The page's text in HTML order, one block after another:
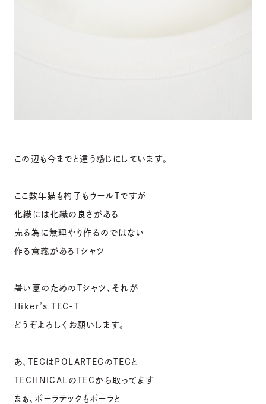
この辺も今までと違う感じにしています。
ここ数年猫も杓子もウールTですが
化繊には化繊の良さがある
売る為に無理やり作るのではない
作る意義があるTシャツ
暑い夏のためのTシャツ、それが
Hiker’s TEC-T
どうぞよろしくお願いします。
あ、TECはPOLARTECのTECと
TECHNICALのTECから取ってます
まぁ、ポーラテックもポーラと